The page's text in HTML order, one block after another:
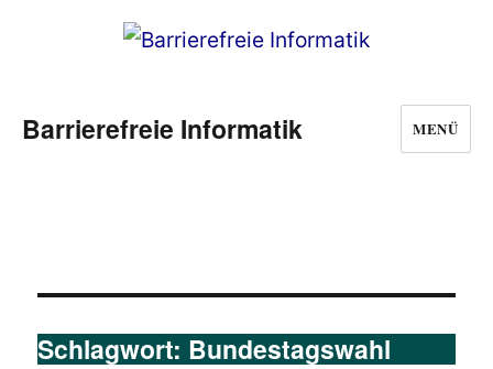
Barrierefreie Informatik MENÜ
Schlagwort: Bundestagswahl